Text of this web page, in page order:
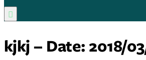

kjkj – Date: 2018/